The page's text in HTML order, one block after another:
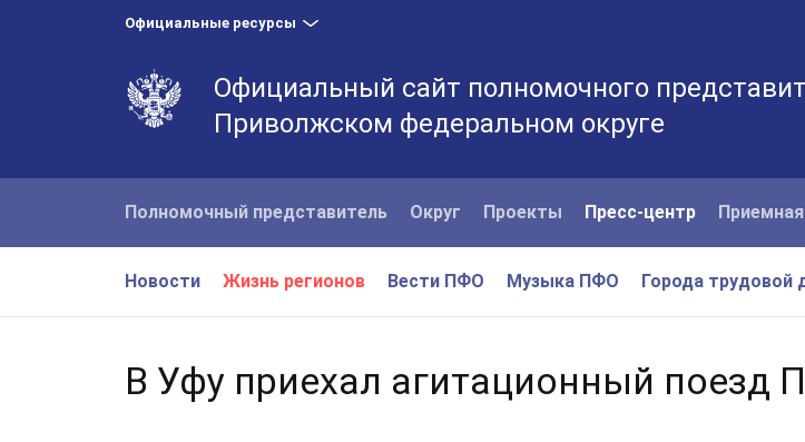
Официальные ресурсы
Официальный сайт полномочного
Приволжском федеральном округе
Полномочный представитель Округ Проекты Пресс-центр
Новости Жизнь регионов Вести ПФО Музыка ПФО Города трудовой
В Уфу приехал агитационный поезд